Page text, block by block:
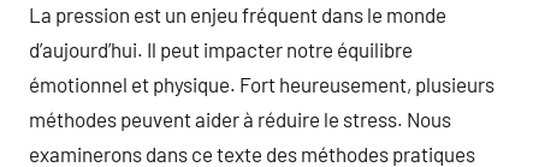
La pression est un enjeu fréquent dans le monde
d’aujourd’hui. Il peut impacter notre équilibre
émotionnel et physique. Fort heureusement, plusieurs
méthodes peuvent aider à réduire le stress. Nous
examinerons dans ce texte des méthodes pratiques